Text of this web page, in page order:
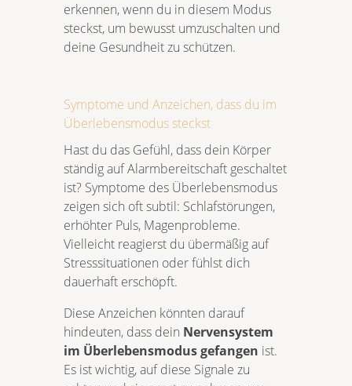
erkennen, wenn du in diesem Modus
steckst, um bewusst umzuschalten und
deine Gesundheit zu schützen.
Symptome und Anzeichen, dass du im
Überlebensmodus steckst
Hast du das Gefühl, dass dein Körper
ständig auf Alarmbereitschaft geschaltet
ist? Symptome des Überlebensmodus
zeigen sich oft subtil: Schlafstörungen,
erhöhter Puls, Magenprobleme.
Vielleicht reagierst du übermäßig auf
Stresssituationen oder fühlst dich
dauerhaft erschöpft.
Diese Anzeichen könnten darauf
hindeuten, dass dein Nervensystem
im Überlebensmodus gefangen ist.
Es ist wichtig, auf diese Signale zu